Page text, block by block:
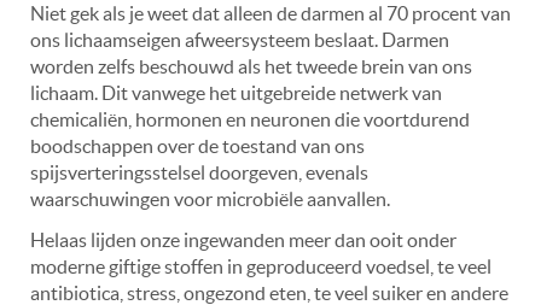
Niet gek als je weet dat alleen de darmen al 70 procent van
ons lichaamseigen afweersysteem beslaat. Darmen
worden zelfs beschouwd als het tweede brein van ons
lichaam. Dit vanwege het uitgebreide netwerk van
chemicaliën, hormonen en neuronen die voortdurend
boodschappen over de toestand van ons
spijsverteringsstelsel doorgeven, evenals
waarschuwingen voor microbiële aanvallen.
Helaas lijden onze ingewanden meer dan ooit onder
moderne giftige stoffen in geproduceerd voedsel, te veel
antibiotica, stress, ongezond eten, te veel suiker en andere